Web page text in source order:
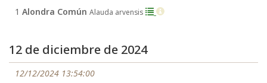
1 Alondra Común Alauda arvensis
12 de diciembre de 2024
12/12/2024 13:54:00